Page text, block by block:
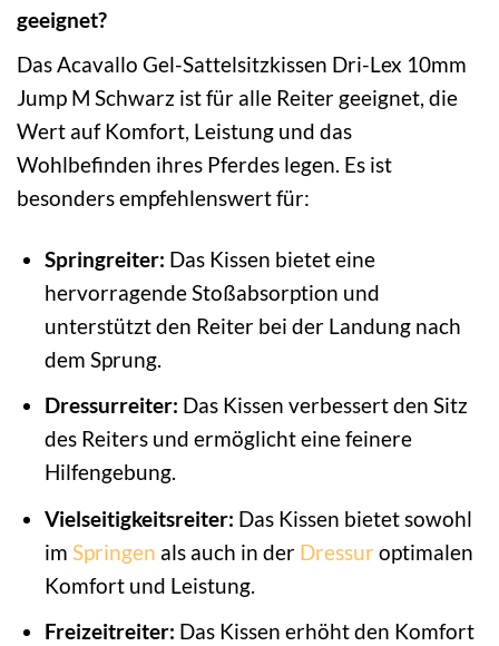
geeignet?
Das Acavallo Gel-Sattelsitzkissen Dri-Lex 10mm
Jump M Schwarz ist für alle Reiter geeignet, die
Wert auf Komfort, Leistung und das
Wohlbefinden ihres Pferdes legen. Es ist
besonders empfehlenswert für:
Springreiter: Das Kissen bietet eine
hervorragende Stoßabsorption und
unterstützt den Reiter bei der Landung nach
dem Sprung.
Dressurreiter: Das Kissen verbessert den Sitz
des Reiters und ermöglicht eine feinere
Hilfengebung.
Vielseitigkeitsreiter: Das Kissen bietet sowohl
im Springen als auch in der Dressur optimalen
Komfort und Leistung.
Freizeitreiter: Das Kissen erhöht den Komfort